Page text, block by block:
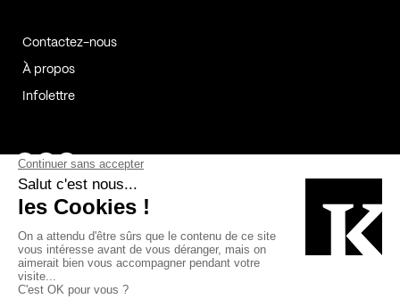
Contactez-nous
À propos
Infolettre
Page Facebook de Kollectif
Page Instagram de Kollectif
Page Linkedin de Kollectif